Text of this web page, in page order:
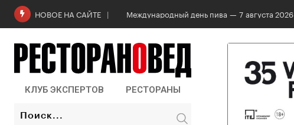
НОВОЕ НА САЙТЕ Международный день пива — 7 августа 2026
КЛУБ ЭКСПЕРТОВ РЕСТОРАНЫ